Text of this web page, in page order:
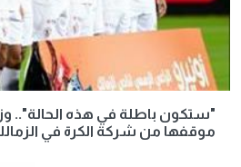
"ستكون باطلة في هذه الحالة"..
موقفها من شركة الكرة في